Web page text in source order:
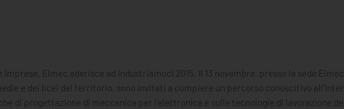
Elmec aderisce ad Industriamoci 2015. Il 13 novembre, presso la sede Elmec
e dei licei del territorio, sono invitati a compiere un percorso conoscitivo
di progettazione di meccanica per l’elettronica e sulle tecnologie di lavorazione del